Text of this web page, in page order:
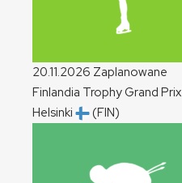
20.11.2026 Zaplanowane
Finlandia Trophy Grand Prix
Helsinki
(FIN)